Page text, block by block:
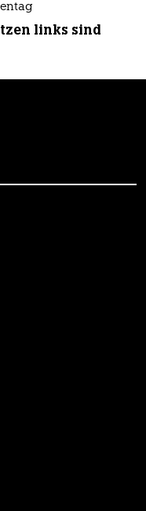
links sind